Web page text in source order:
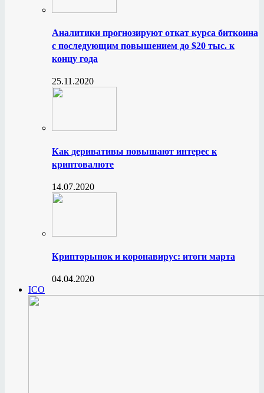
Аналитики прогнозируют откат курса биткоина
с последующим повышением до $20 тыс. к
концу года
25.11.2020
Как деривативы повышают интерес к
криптовалюте
14.07.2020
Крипторынок и коронавирус: итоги марта
04.04.2020
ICO